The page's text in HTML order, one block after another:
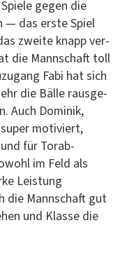
gegen die
— das erste Spiel
zweite knapp ver­
die Mannschaft toll
Fabi hat sich
die Bälle raus­ge­
Auch Dominik,
motiviert,
für Torab­
im Feld als
Leis­tung
die Mannschaft gut
und Klasse die